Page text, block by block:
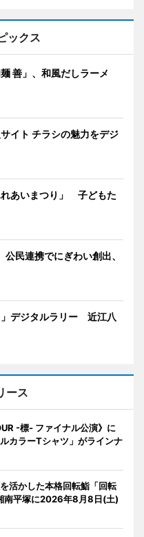
ックス
善」、和風だしラーメ
イト チラシの魅力をデジ
れあいまつり」 子どもた
民連携でにぎわい創出、
デジタルラリー 近江八
ース
-標- ファイナル公演》に
カラーTシャツ」がラインナ
活かした本格回転鮨「回転
南平塚に2026年8月8日(土)